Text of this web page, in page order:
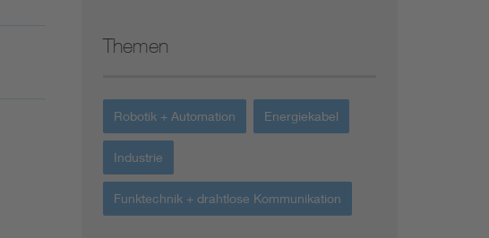
Themen
Robotik + Automation Energiekabel
Industrie
Funktechnik + drahtlose Kommunikation